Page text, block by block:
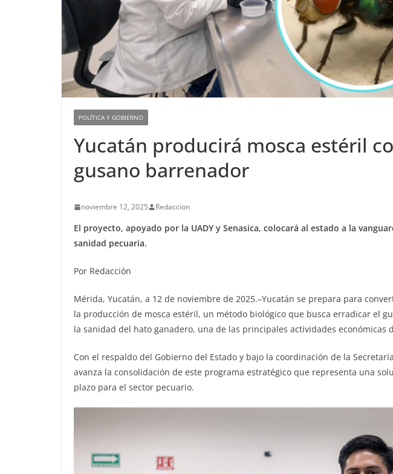
POLÍTICA Y GOBIERNO
Yucatán producirá mosca estéril
gusano barrenador
noviembre 12, 2025 Redaccion
El proyecto, apoyado por la UADY y Senasica, colocará al estado a la
sanidad pecuaria.
Por Redacción
Mérida, Yucatán, a 12 de noviembre de 2025.–Yucatán se prepara para
la producción de mosca estéril, un método biológico que busca erradicar el
la sanidad del hato ganadero, una de las principales actividades económicas
Con el respaldo del Gobierno del Estado y bajo la coordinación de la
avanza la consolidación de este programa estratégico que representa una
plazo para el sector pecuario.